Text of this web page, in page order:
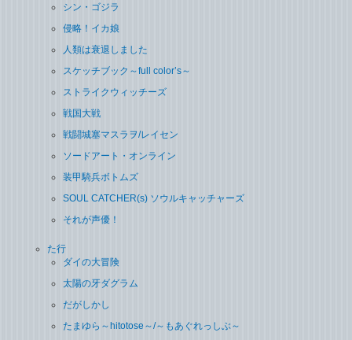
シン・ゴジラ
侵略！イカ娘
人類は衰退しました
スケッチブック～full color’s～
ストライクウィッチーズ
戦国大戦
戦闘城塞マスラヲ/レイセン
ソードアート・オンライン
装甲騎兵ボトムズ
SOUL CATCHER(s) ソウルキャッチャーズ
それが声優！
た行
ダイの大冒険
太陽の牙ダグラム
だがしかし
たまゆら～hitotose～/～もあぐれっしぶ～